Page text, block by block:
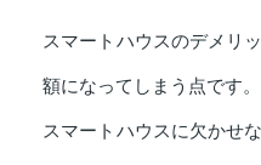
スマートハウスのデメリ
額になってしまう点です。
スマートハウスに欠かせ